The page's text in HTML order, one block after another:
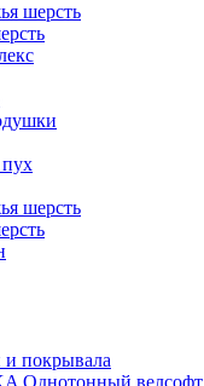
шерсть
шерсть
покрывала